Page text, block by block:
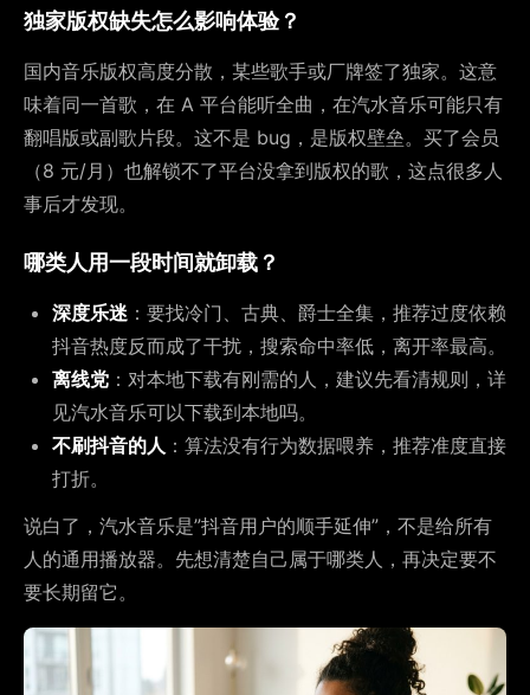
独家版权缺失怎么影响体验？
国内音乐版权高度分散，某些歌手或厂牌签了独家。这意
味着同一首歌，在 A 平台能听全曲，在汽水音乐可能只有
翻唱版或副歌片段。这不是 bug，是版权壁垒。买了会员
（8 元/月）也解锁不了平台没拿到版权的歌，这点很多人
事后才发现。
哪类人用一段时间就卸载？
深度乐迷 ：要找冷门、古典、爵士全集，推荐过度依赖
抖音热度反而成了干扰，搜索命中率低，离开率最高。
离线党 ：对本地下载有刚需的人，建议先看清规则，详
见汽水音乐可以下载到本地吗。
不刷抖音的人 ：算法没有行为数据喂养，推荐准度直接
打折。
说白了，汽水音乐是”抖音用户的顺手延伸”，不是给所有
人的通用播放器。先想清楚自己属于哪类人，再决定要不
要长期留它。